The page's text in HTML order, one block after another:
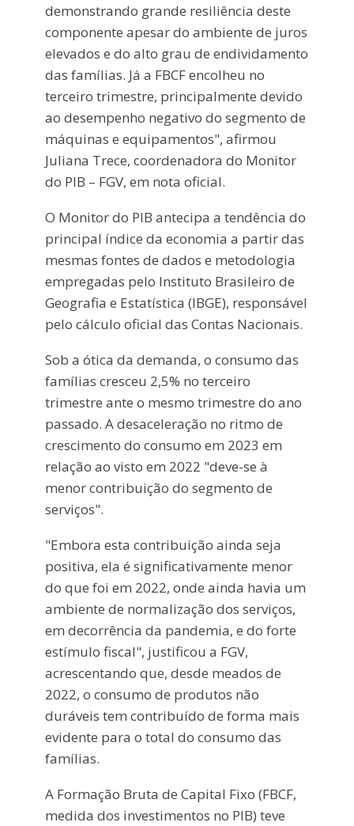
demonstrando grande resiliência deste
componente apesar do ambiente de juros
elevados e do alto grau de endividamento
das famílias. Já a FBCF encolheu no
terceiro trimestre, principalmente devido
ao desempenho negativo do segmento de
máquinas e equipamentos", afirmou
Juliana Trece, coordenadora do Monitor
do PIB – FGV, em nota oficial.
O Monitor do PIB antecipa a tendência do
principal índice da economia a partir das
mesmas fontes de dados e metodologia
empregadas pelo Instituto Brasileiro de
Geografia e Estatística (IBGE), responsável
pelo cálculo oficial das Contas Nacionais.
Sob a ótica da demanda, o consumo das
famílias cresceu 2,5% no terceiro
trimestre ante o mesmo trimestre do ano
passado. A desaceleração no ritmo de
crescimento do consumo em 2023 em
relação ao visto em 2022 "deve-se à
menor contribuição do segmento de
serviços".
"Embora esta contribuição ainda seja
positiva, ela é significativamente menor
do que foi em 2022, onde ainda havia um
ambiente de normalização dos serviços,
em decorrência da pandemia, e do forte
estímulo fiscal", justificou a FGV,
acrescentando que, desde meados de
2022, o consumo de produtos não
duráveis tem contribuído de forma mais
evidente para o total do consumo das
famílias.
A Formação Bruta de Capital Fixo (FBCF,
medida dos investimentos no PIB) teve